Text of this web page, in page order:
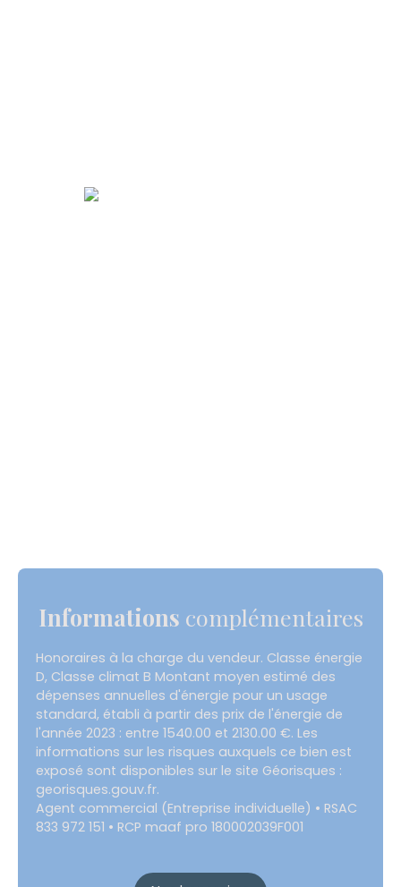
Informations complémentaires
Honoraires à la charge du vendeur. Classe énergie
D, Classe climat B Montant moyen estimé des
dépenses annuelles d'énergie pour un usage
standard, établi à partir des prix de l'énergie de
l'année 2023 : entre 1540.00 et 2130.00 €. Les
informations sur les risques auxquels ce bien est
exposé sont disponibles sur le site Géorisques :
georisques.gouv.fr.
Agent commercial (Entreprise individuelle) • RSAC
833 972 151 • RCP maaf pro 180002039F001